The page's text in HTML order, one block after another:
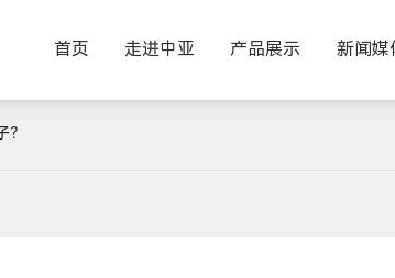
首页 走进中亚 产品展示 新闻媒
？